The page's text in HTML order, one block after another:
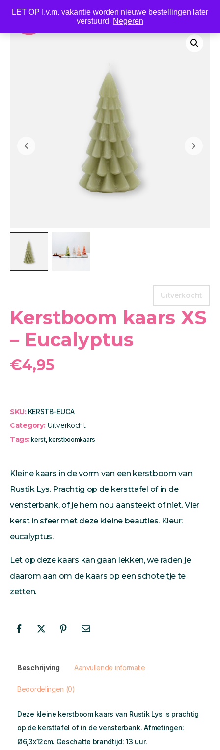
LET OP I.v.m. vakantie worden nieuwe bestellingen later
verstuurd. Negeren
Uitverkocht
Kerstboom kaars XS
– Eucalyptus
€4,95
SKU: KERSTB-EUCA
Category: Uitverkocht
Tags:kerst,kerstboomkaars
Kleine kaars in de vorm van een kerstboom van
Rustik Lys. Prachtig op de kersttafel of in de
vensterbank, of je hem nou aansteekt of niet. Vier
kerst in sfeer met deze kleine beauties. Kleur:
eucalyptus.
Let op deze kaars kan gaan lekken, we raden je
daarom aan om de kaars op een schoteltje te
zetten.
Beschrijving Aanvullende informatie
Beoordelingen (0)
Deze kleine kerstboom kaars van Rustik Lys is prachtig
op de kersttafel of in de vensterbank. Afmetingen:
Ø6,3x12cm. Geschatte brandtijd: 13 uur.